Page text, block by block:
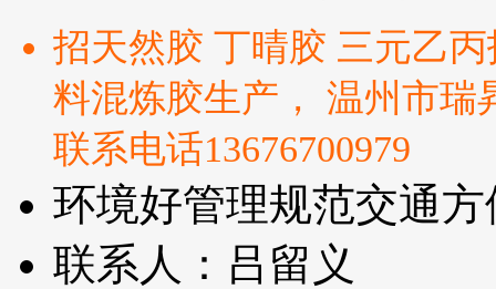
招天然胶 丁晴胶 三元乙
料混炼胶生产， 温州市瑞
联系电话13676700979
环境好管理规范交通方
联系人：吕留义